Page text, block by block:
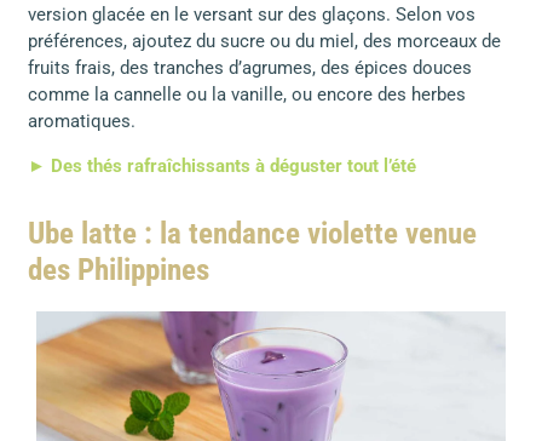
version glacée en le versant sur des glaçons. Selon vos
préférences, ajoutez du sucre ou du miel, des morceaux de
fruits frais, des tranches d’agrumes, des épices douces
comme la cannelle ou la vanille, ou encore des herbes
aromatiques.
► Des thés rafraîchissants à déguster tout l’été
Ube latte : la tendance violette venue
des Philippines